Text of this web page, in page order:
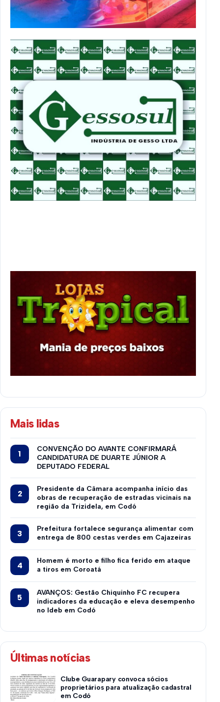
Mais lidas
CONVENÇÃO DO AVANTE CONFIRMARÁ
CANDIDATURA DE DUARTE JÚNIOR A
DEPUTADO FEDERAL
Presidente da Câmara acompanha início das
obras de recuperação de estradas vicinais na
região da Trizidela, em Codó
Prefeitura fortalece segurança alimentar com
entrega de 800 cestas verdes em Cajazeiras
Homem é morto e filho fica ferido em ataque
a tiros em Coroatá
AVANÇOS: Gestão Chiquinho FC recupera
indicadores da educação e eleva desempenho
no Ideb em Codó
Últimas notícias
Clube Guarapary convoca sócios
proprietários para atualização cadastral
em Codó